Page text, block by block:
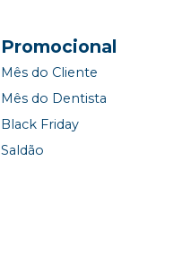
Promocional
Mês do Cliente
Mês do Dentista
Black Friday
Saldão